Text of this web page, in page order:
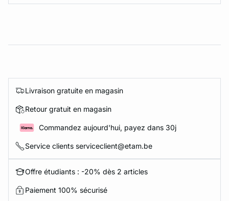
Livraison gratuite en magasin
Retour gratuit en magasin
Commandez aujourd'hui, payez dans 30j
Service clients serviceclient@etam.be
Offre étudiants : -20% dès 2 articles
Paiement 100% sécurisé